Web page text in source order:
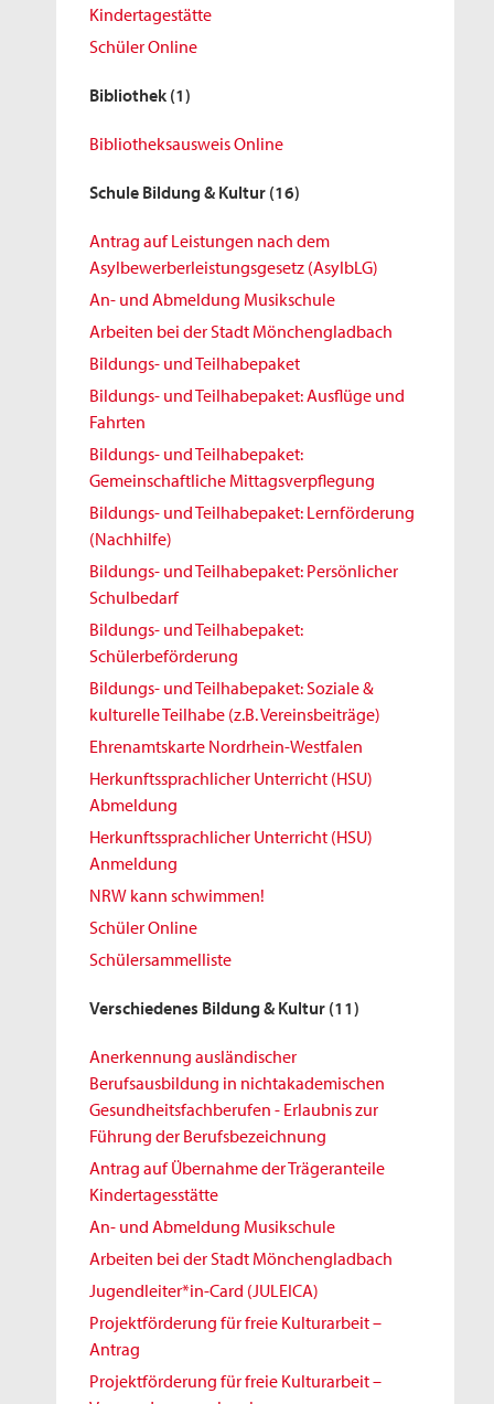
Kindertagestätte
Schüler Online
Bibliothek (1)
Bibliotheksausweis Online
Schule Bildung & Kultur (16)
Antrag auf Leistungen nach dem
Asylbewerberleistungsgesetz (AsylbLG)
An- und Abmeldung Musikschule
Arbeiten bei der Stadt Mönchengladbach
Bildungs- und Teilhabepaket
Bildungs- und Teilhabepaket: Ausflüge und
Fahrten
Bildungs- und Teilhabepaket:
Gemeinschaftliche Mittagsverpflegung
Bildungs- und Teilhabepaket: Lernförderung
(Nachhilfe)
Bildungs- und Teilhabepaket: Persönlicher
Schulbedarf
Bildungs- und Teilhabepaket:
Schülerbeförderung
Bildungs- und Teilhabepaket: Soziale &
kulturelle Teilhabe (z.B. Vereinsbeiträge)
Ehrenamtskarte Nordrhein-Westfalen
Herkunftssprachlicher Unterricht (HSU)
Abmeldung
Herkunftssprachlicher Unterricht (HSU)
Anmeldung
NRW kann schwimmen!
Schüler Online
Schülersammelliste
Verschiedenes Bildung & Kultur (11)
Anerkennung ausländischer
Berufsausbildung in nichtakademischen
Gesundheitsfachberufen - Erlaubnis zur
Führung der Berufsbezeichnung
Antrag auf Übernahme der Trägeranteile
Kindertagesstätte
An- und Abmeldung Musikschule
Arbeiten bei der Stadt Mönchengladbach
Jugendleiter*in-Card (JULEICA)
Projektförderung für freie Kulturarbeit –
Antrag
Projektförderung für freie Kulturarbeit –